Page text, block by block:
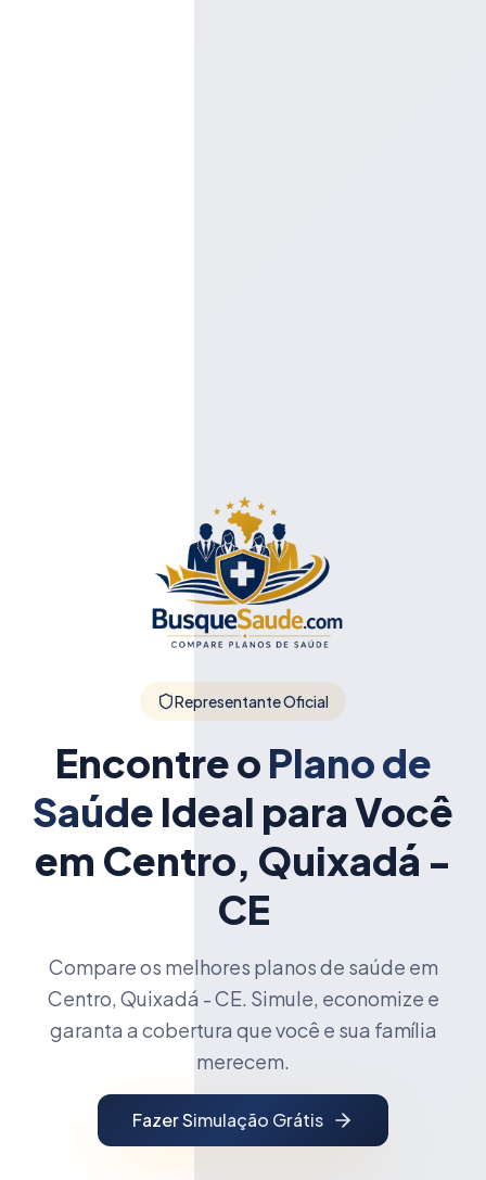
Representante Oficial
Encontre o Plano de
Saúde Ideal para Você
em Centro, Quixadá -
CE
Compare os melhores planos de saúde em
Centro, Quixadá - CE. Simule, economize e
garanta a cobertura que você e sua família
merecem.
Fazer Simulação Grátis